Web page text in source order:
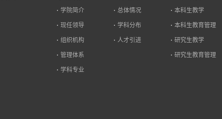
学院简介
现任领导
组织机构
管理体系
学科专业
总体情况
学科分布
人才引进
本科生教学
本科生教育管理
研究生教学
研究生教育管理